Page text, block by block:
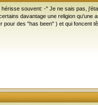
souvent: -" Je ne sais pas,
davantage une religion
pour des "has been" ) et qui